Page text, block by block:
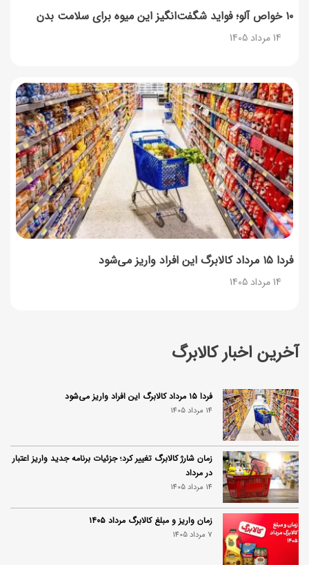
آخرین اخبار کالابرگ
فردا ۱۵ مرداد کالابرگ این افراد واریز می‌شود
14 مرداد 1405
زمان شارژ کالابرگ تغییر کرد؛ جزئیات برنامه جدید واریز اعتبار
در مرداد
14 مرداد 1405
زمان واریز و مبلغ کالابرگ مرداد ۱۴۰۵
7 مرداد 1405
۱۰ خواص آلو؛ فواید شگفت‌انگیز این میوه برای سلامت بدن
14 مرداد 1405
فردا ۱۵ مرداد کالابرگ این افراد واریز می‌شود
14 مرداد 1405